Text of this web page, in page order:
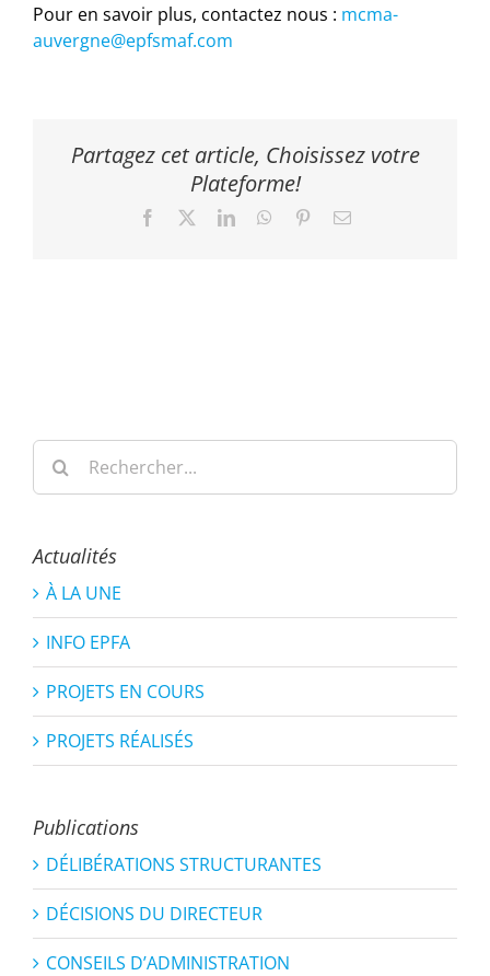
Pour en savoir plus, contactez nous : mcma-
auvergne@epfsmaf.com
Partagez cet article, Choisissez votre
Plateforme!
Facebook LinkedInWhatsApp
PinterestEmail
Rechercher:
Actualités
À LA UNE
INFO EPFA
PROJETS EN COURS
PROJETS RÉALISÉS
Publications
DÉLIBÉRATIONS STRUCTURANTES
DÉCISIONS DU DIRECTEUR
CONSEILS D’ADMINISTRATION